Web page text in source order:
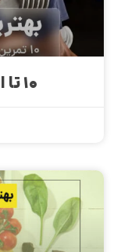
۱۰ تا از بهترین حرکات پشت